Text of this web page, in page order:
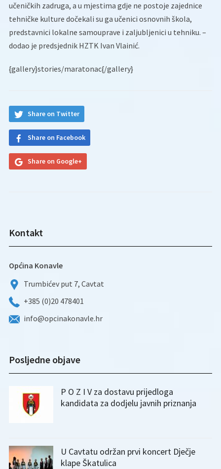
učeničkih zadruga, a u mjestima gdje ne postoje zajednice
tehničke kulture dočekali su ga učenici osnovnih škola,
predstavnici lokalne samouprave i zaljubljenici u tehniku. –
dodao je predsjednik HZTK Ivan Vlainić.
{gallery}stories/maratonac{/gallery}
Share on Twitter
Share on Facebook
Share on Google+
Kontakt
Općina Konavle
Trumbićev put 7, Cavtat
+385 (0)20 478401
info@opcinakonavle.hr
Posljedne objave
P O Z I V za dostavu prijedloga
kandidata za dodjelu javnih priznanja
U Cavtatu održan prvi koncert Dječje
klape Škatulica